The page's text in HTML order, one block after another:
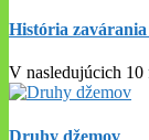
História
V nasledujúcich 10
Druhy džemov